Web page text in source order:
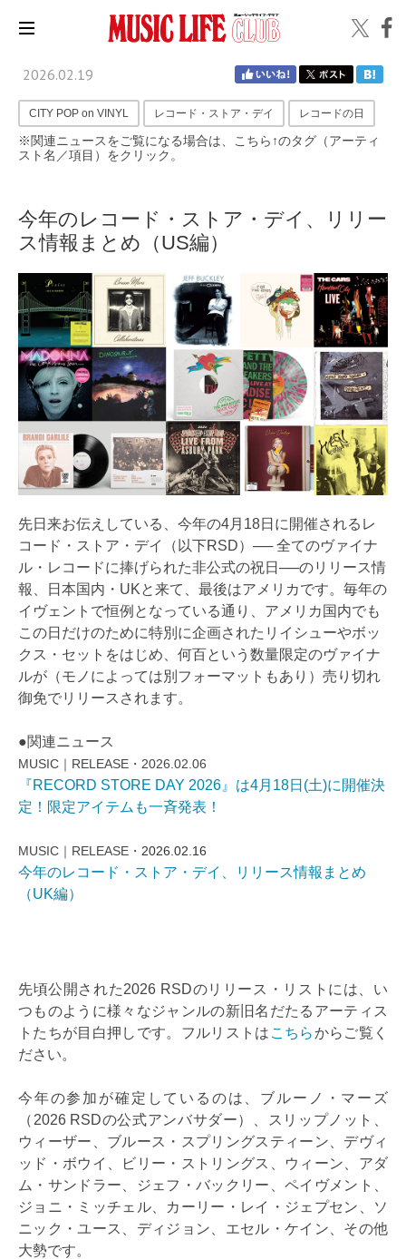
2026.02.19
CITY POP on VINYL レコード・ストア・デイ レコードの日
※関連ニュースをご覧になる場合は、こちら↑のタグ（アーティ
スト名／項目）をクリック。
今年のレコード・ストア・デイ、リリー
ス情報まとめ（US編）
先日来お伝えしている、今年の4月18日に開催されるレ
コード・ストア・デイ（以下RSD）── 全てのヴァイナ
ル・レコードに捧げられた非公式の祝日──のリリース情
報、日本国内・UKと来て、最後はアメリカです。毎年の
イヴェントで恒例となっている通り、アメリカ国内でも
この日だけのために特別に企画されたリイシューやボッ
クス・セットをはじめ、何百という数量限定のヴァイナ
ルが（モノによっては別フォーマットもあり）売り切れ
御免でリリースされます。
●関連ニュース
MUSIC｜RELEASE・2026.02.06
『RECORD STORE DAY 2026』は4月18日(土)に開催決
定！限定アイテムも一斉発表！
MUSIC｜RELEASE・ 2026.02.16
今年のレコード・ストア・デイ、リリース情報まとめ
（UK編）
先頃公開された2026 RSDのリリース・リストには、い
つものように様々なジャンルの新旧名だたるアーティス
トたちが目白押しです。フルリストは こちらからご覧く
ださい。
今年の参加が確定しているのは、ブルーノ・マーズ
（2026 RSDの公式アンバサダー）、スリップノット、
ウィーザー、ブルース・スプリングスティーン、デヴィ
ッド・ボウイ、ビリー・ストリングス、ウィーン、アダ
ム・サンドラー、ジェフ・バックリー、ペイヴメント、
ジョニ・ミッチェル、カーリー・レイ・ジェプセン、ソ
ニック・ユース、ディジョン、エセル・ケイン、その他
大勢です。